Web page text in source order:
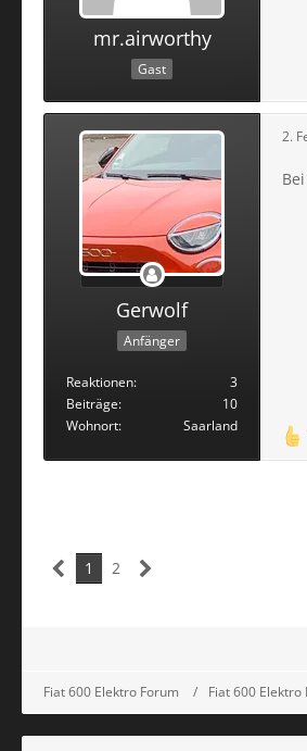
mr.airworthy
Gast
Gerwolf
Anfänger
Reaktionen
3
Beiträge
10
Wohnort
Saarland
2.
1 2
Fiat 600 Elektro Forum Fiat 600